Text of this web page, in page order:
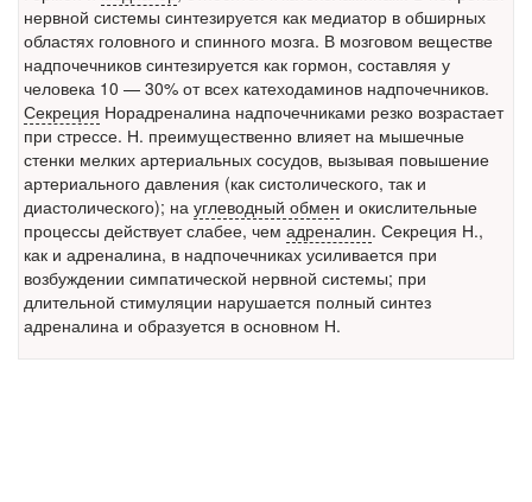
встрече с журналистами ведущих...
Местная анестезия развивает кардиотоксичность
Федеральная служба по
надзору в сфере
здравоохранения озвучила
тревожную статистику. Она
касаются увеличения риска
острой кардиотоксичности и
роста сопутствующих
осложнений от...
нервной системы синтезируется как медиатор в обширных
областях головного и спинного мозга. В мозговом веществе
надпочечников синтезируется как гормон, составляя у
человека 10 — 30% от всех катеходаминов надпочечников.
Секреция Норадреналина надпочечниками резко возрастает
при стрессе. Н. преимущественно влияет на мышечные
стенки мелких артериальных сосудов, вызывая повышение
артериального давления (как систолического, так и
диастолического); на углеводный обмен и окислительные
процессы действует слабее, чем адреналин. Секреция Н.,
как и адреналина, в надпочечниках усиливается при
возбуждении симпатической нервной системы; при
длительной стимуляции нарушается полный синтез
адреналина и образуется в основном Н.